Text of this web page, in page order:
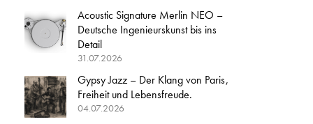
Acoustic Signature Merlin NEO –
Deutsche Ingenieurskunst bis ins
Detail
31.07.2026
Gypsy Jazz – Der Klang von Paris,
Freiheit und Lebensfreude.
04.07.2026